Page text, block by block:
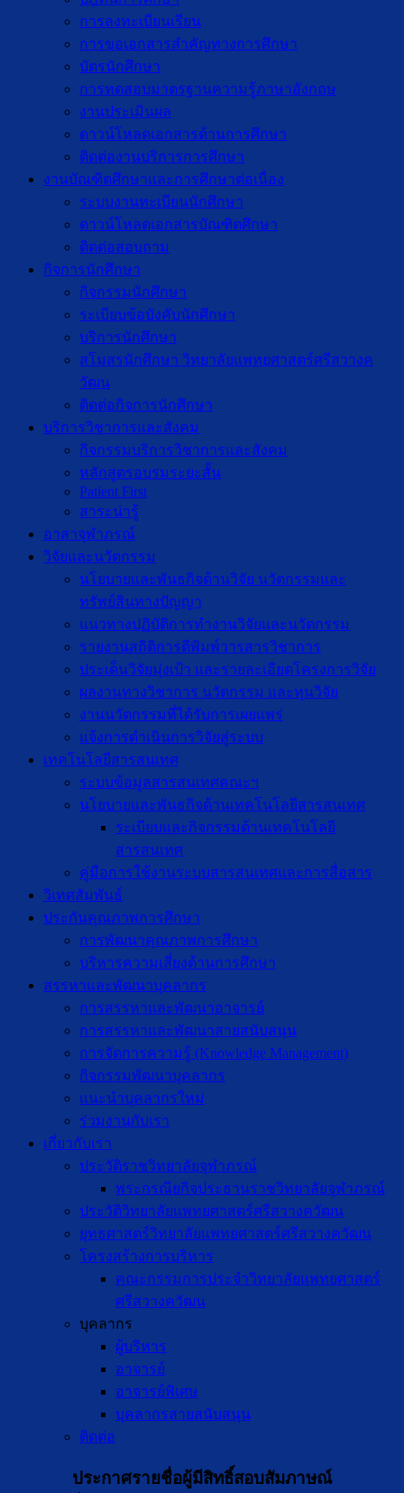
การลงทะเบียนเรียน
การขอเอกสารสำคัญทางการศึกษา
บัตรนักศึกษา
การทดสอบมาตรฐานความรู้ภาษาอังกฤษ
งานประเมินผล
ดาวน์โหลดเอกสารด้านการศึกษา
ติดต่องานบริการการศึกษา
งานบัณฑิตศึกษาเเละการศึกษาต่อเนื่อง
ระบบงานทะเบียนนักศึกษา
ดาวน์โหลดเอกสารบัณฑิตศึกษา
ติดต่อสอบถาม
กิจการนักศึกษา
กิจกรรมนักศึกษา
ระเบียบข้อบังคับนักศึกษา
บริการนักศึกษา
สโมสรนักศึกษา วิทยาลัยแพทยศาสตร์ศรีสวางค
วัฒน
ติดต่อกิจการนักศึกษา
บริการวิชาการและสังคม
กิจกรรมบริการวิชาการและสังคม
หลักสูตรอบรมระยะสั้น
Patient First
สาระน่ารู้
อาสาจุฬาภรณ์
วิจัยและนวัตกรรม
นโยบายและพันธกิจด้านวิจัย นวัตกรรมและ
ทรัพย์สินทางปัญญา
แนวทางปฏิบัติการทำงานวิจัยและนวัตกรรม
รายงานสถิติการตีพิมพ์วารสารวิชาการ
ประเด็นวิจัยมุ่งเป้า และรายละเอียดโครงการวิจัย
ผลงานทางวิชาการ นวัตกรรม และทุนวิจัย
งานนวัตกรรมที่ได้รับการเผยแพร่
แจ้งการดำเนินการวิจัยสู่ระบบ
เทคโนโลยีสารสนเทศ
ระบบข้อมูลสารสนเทศคณะฯ
นโยบายและพันธกิจด้านเทคโนโลยีสารสนเทศ
ระเบียบและกิจกรรมด้านเทคโนโลยี
สารสนเทศ
คู่มือการใช้งานระบบสารสนเทศและการสื่อสาร
วิเทศสัมพันธ์
ประกันคุณภาพการศึกษา
การพัฒนาคุณภาพการศึกษา
บริหารความเสี่ยงด้านการศึกษา
สรรหาและพัฒนาบุคลากร
การสรรหาและพัฒนาอาจารย์
การสรรหาและพัฒนาสายสนับสนุน
การจัดการความรู้ (Knowledge Management)
กิจกรรมพัฒนาบุคลากร
แนะนำบุคลากรใหม่
ร่วมงานกับเรา
เกี่ยวกับเรา
ประวัติราชวิทยาลัยจุฬาภรณ์
พระกรณียกิจประธานราชวิทยาลัยจุฬาภรณ์
ประวัติวิทยาลัยแพทยศาสตร์ศรีสวางควัฒน
ยุทธศาสตร์วิทยาลัยแพทยศาสตร์ศรีสวางควัฒน
โครงสร้างการบริหาร
คณะกรรมการประจำวิทยาลัยแพทยศาสตร์
ศรีสวางควัฒน
บุคลากร
ผู้บริหาร
อาจารย์
อาจารย์พิเศษ
บุคลากรสายสนับสนุน
ติดต่อ
ประกาศรายชื่อผู้มีสิทธิ์สอบสัมภาษณ์